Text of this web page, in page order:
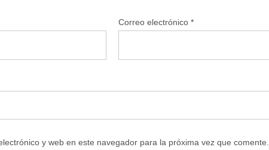
Correo electrónico *
y web en este navegador para la próxima vez que comente.